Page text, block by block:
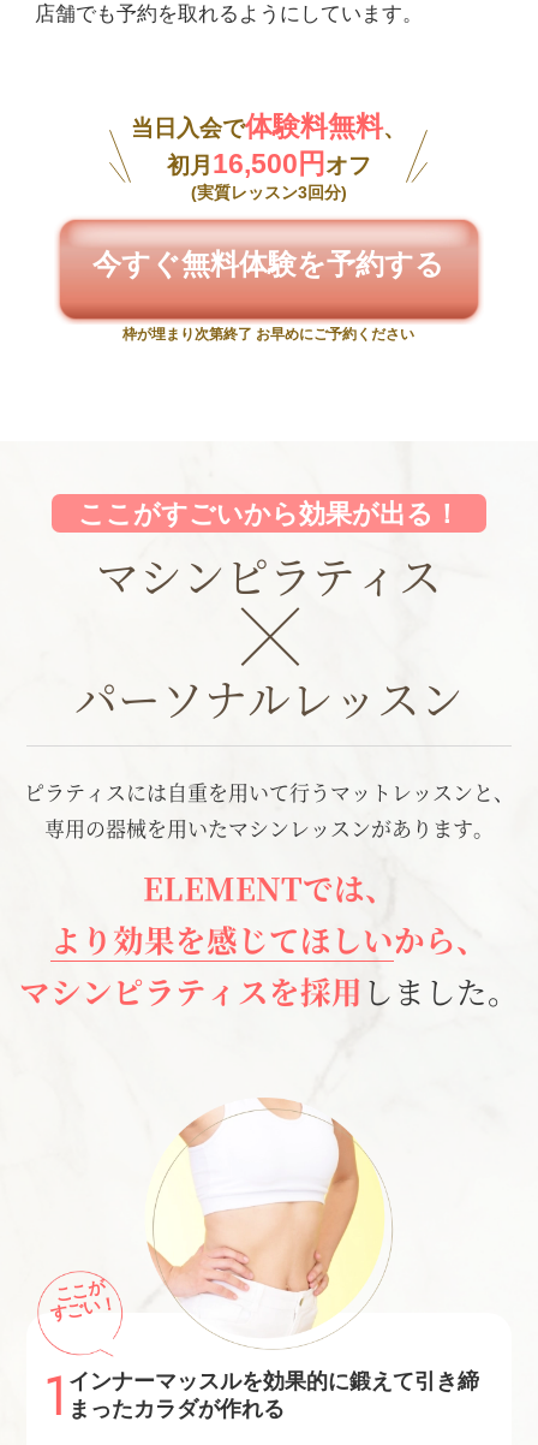
店舗でも予約を取れるようにしています。
当日入会で体験料無料、
初月 16,500円 オフ
(実質レッスン3回分)
今すぐ無料体験を予約する
枠が埋まり次第終了 お早めにご予約ください
ここがすごいから効果が出る！
マシンピラティス
パーソナルレッスン
ピラティスには自重を用いて行うマットレッスンと、
専用の器械を用いたマシンレッスンがあります。
ELEMENTでは、
より効果を感じてほしいから、
マシンピラティスを採用 しました。
ここが
すごい！
1 インナーマッスルを効果的に鍛えて引き締
まったカラダが作れる